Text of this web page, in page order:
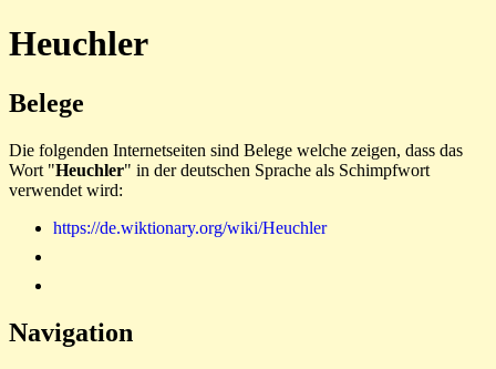
Heuchler
Belege
Die folgenden Internetseiten sind Belege welche zeigen, dass das
Wort "Heuchler" in der deutschen Sprache als Schimpfwort
verwendet wird:
https://de.wiktionary.org/wiki/Heuchler
Navigation